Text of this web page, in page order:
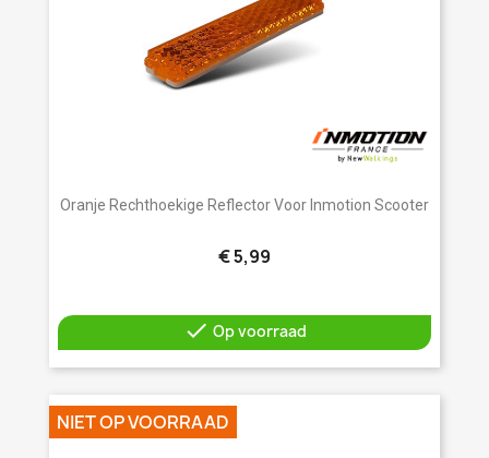
Oranje Rechthoekige Reflector Voor Inmotion Scooter
€ 5,99
 Op voorraad
NIET OP VOORRAAD